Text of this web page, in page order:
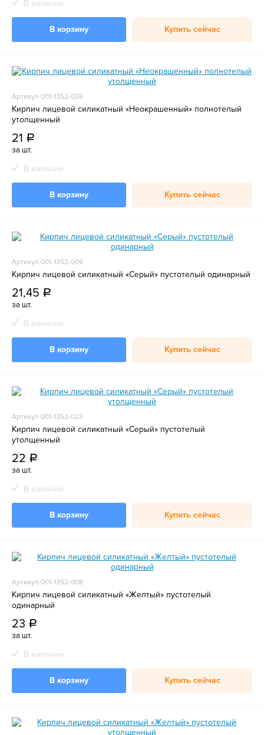
В наличии
В корзину Купить сейчас
Артикул 001-1352-026
Кирпич лицевой силикатный «Неокрашенный» полнотелый
утолщенный
21 a
за шт.
В наличии
В корзину Купить сейчас
Артикул 001-1352-009
Кирпич лицевой силикатный «Серый» пустотелый одинарный
21,45 a
за шт.
В наличии
В корзину Купить сейчас
Артикул 001-1352-023
Кирпич лицевой силикатный «Серый» пустотелый
утолщенный
22 a
за шт.
В наличии
В корзину Купить сейчас
Артикул 001-1352-008
Кирпич лицевой силикатный «Желтый» пустотелый
одинарный
23 a
за шт.
В наличии
В корзину Купить сейчас